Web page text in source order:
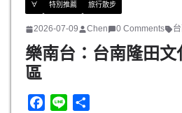
∀ 特別推薦 旅行散步
2026-07-09 Chen 0 Comments
樂南台：台南隆田文
區